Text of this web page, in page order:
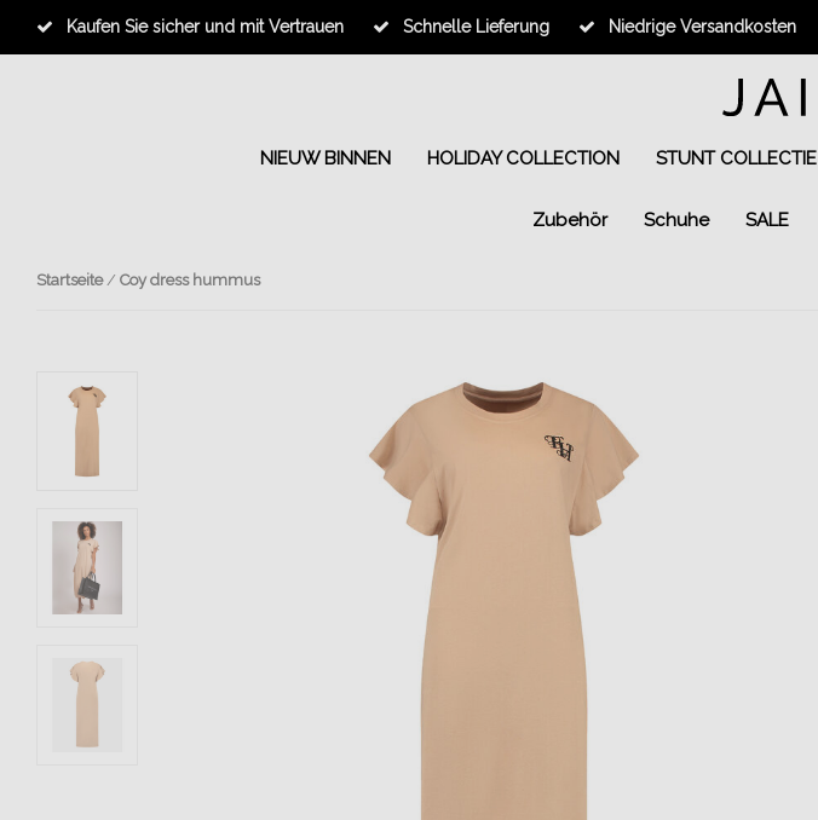
Kaufen Sie sicher und mit Vertrauen Schnelle Lieferung Niedrige Versandkosten
NIEUW BINNEN HOLIDAY COLLECTION STUNT COLLECTIE
Zubehör Schuhe SALE
Startseite/ Coy dress hummus